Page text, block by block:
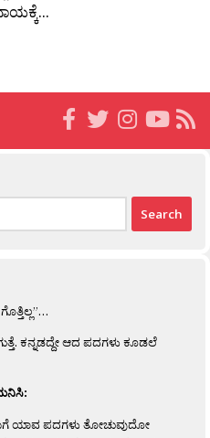
ಕನ್ನಡದ್ದೇ ಆದ ಪದಗಳು ಕೂಡಲೆ
ಯಾವ ಪದಗಳು ತೋಚುವುದೋ